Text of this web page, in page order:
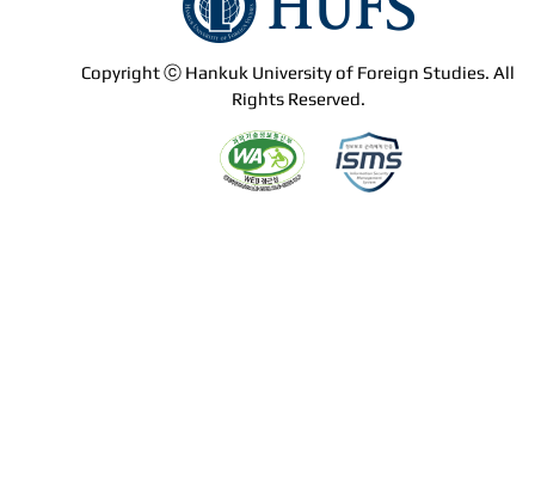
Copyright ⓒ Hankuk University of Foreign Studies. All
Rights Reserved.